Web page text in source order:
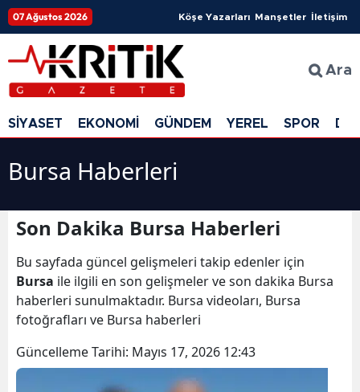
07 Ağustos 2026 Köşe Yazarları Manşetler İletişim
Ara
SİYASET EKONOMİ GÜNDEM YEREL SPOR
Bursa Haberleri
Son Dakika Bursa Haberleri
Bu sayfada güncel gelişmeleri takip edenler için
Bursa ile ilgili en son gelişmeler ve son dakika Bursa
haberleri sunulmaktadır. Bursa videoları, Bursa
fotoğrafları ve Bursa haberleri
Güncelleme Tarihi: Mayıs 17, 2026 12:43